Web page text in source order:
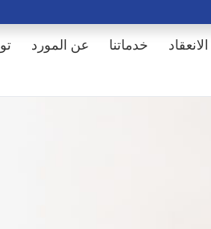
عن المورد خدماتنا